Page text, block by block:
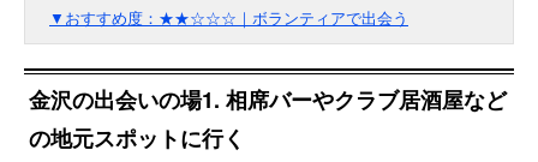
▼おすすめ度：★★☆☆☆｜ボランティアで出会う
金沢の出会いの場1. 相席バーやクラブ居酒屋など
の地元スポットに行く